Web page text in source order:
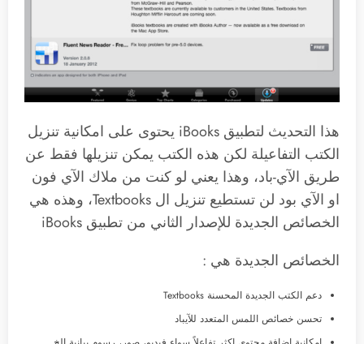
هذا التحديث لتطبيق iBooks يحتوى على امكانية تنزيل
الكتب التفاعيلة لكن هذه الكتب يمكن تنزيلها فقط عن
طريق الآي-باد، وهذا يعني لو كنت من ملاك الآي فون
او الآي بود لن تستطيع تنزيل ال Textbooks، وهذه هي
الخصائص الجديدة للإصدار الثاني من تطبيق iBooks
الخصائص الجديدة هي :
دعم الكتب الجديدة المحسنة Textbooks
تحسن خصائص اللمس المتعدد للآيباد